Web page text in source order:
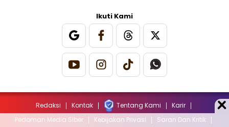
Ikuti Kami
Redaksi Kontak Tentang Kami
Karir
Pedoman Media Siber
Kebijakan Privasi Saran Dan Kritik